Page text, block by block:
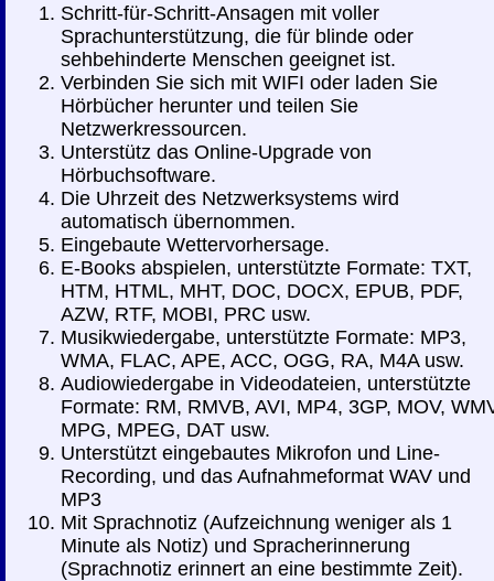
Schritt-für-Schritt-Ansagen mit voller
Sprachunterstützung, die für blinde oder
sehbehinderte Menschen geeignet ist.
Verbinden Sie sich mit WIFI oder laden Sie
Hörbücher herunter und teilen Sie
Netzwerkressourcen.
Unterstütz das Online-Upgrade von
Hörbuchsoftware.
Die Uhrzeit des Netzwerksystems wird
automatisch übernommen.
Eingebaute Wettervorhersage.
E-Books abspielen, unterstützte Formate: TXT,
HTM, HTML, MHT, DOC, DOCX, EPUB, PDF,
AZW, RTF, MOBI, PRC usw.
Musikwiedergabe, unterstützte Formate: MP3,
WMA, FLAC, APE, ACC, OGG, RA, M4A usw.
Audiowiedergabe in Videodateien, unterstützte
Formate: RM, RMVB, AVI, MP4, 3GP, MOV,
MPG, MPEG, DAT usw.
Unterstützt eingebautes Mikrofon und Line-
Recording, und das Aufnahmeformat WAV und
MP3
Mit Sprachnotiz (Aufzeichnung weniger als 1
Minute als Notiz) und Spracherinnerung
(Sprachnotiz erinnert an eine bestimmte Zeit).